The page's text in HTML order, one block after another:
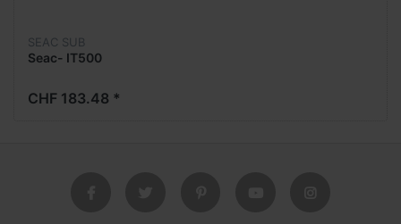
SEAC SUB
Seac- IT500
CHF 183.48 *